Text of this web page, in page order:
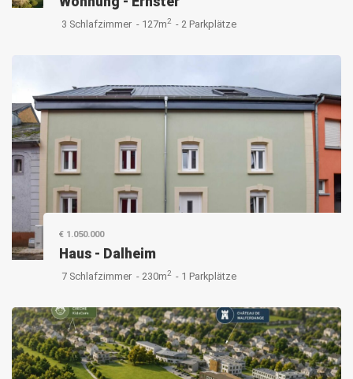
3 Schlafzimmer - 127m2- 2 Parkplätze
€ 1.050.000
Haus - Dalheim
7 Schlafzimmer - 230m2- 1 Parkplätze